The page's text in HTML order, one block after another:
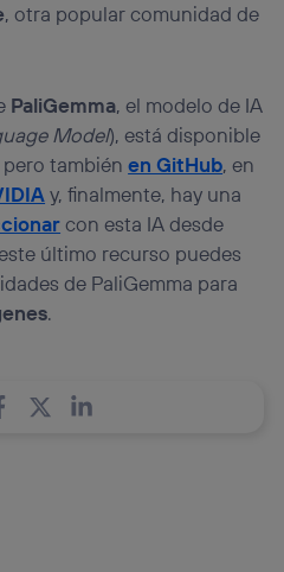
, otra popular comunidad de
PaliGemma, el modelo de IA
Model), está disponible
pero tambiénen GitHub, en
y, finalmente, hay una
con esta IA desde
último recurso puedes
de PaliGemma para
.